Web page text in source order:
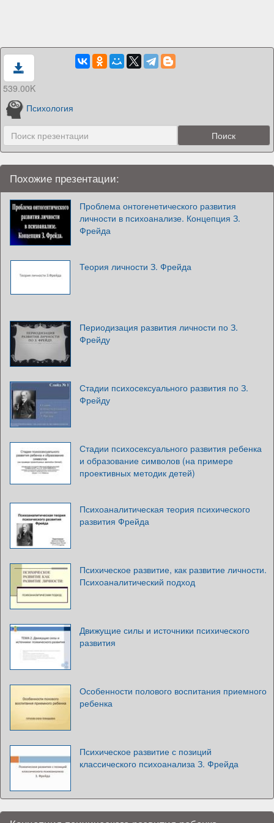
539.00K
Психология
Похожие презентации:
Проблема онтогенетического развития
личности в психоанализе. Концепция З.
Фрейда
Теория личности З. Фрейда
Периодизация развития личности по З.
Фрейду
Стадии психосексуального развития по З.
Фрейду
Стадии психосексуального развития ребенка
и образование символов (на примере
проективных методик детей)
Психоаналитическая теория психического
развития Фрейда
Психическое развитие, как развитие личности.
Психоаналитический подход
Движущие силы и источники психического
развития
Особенности полового воспитания приемного
ребенка
Психическое развитие с позиций
классического психоанализа З. Фрейда